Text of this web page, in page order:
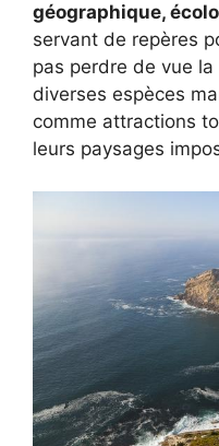
géographique,
servant de repères
pas perdre de vue
diverses espèces
comme attractions
leurs paysages